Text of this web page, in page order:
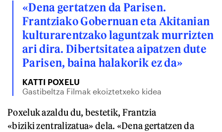
«Dena gertatzen da Parisen.
Frantziako Gobernuan eta Akitanian
kulturarentzako laguntzak murrizten
ari dira. Dibertsitatea aipatzen dute
Parisen, baina halakorik ez da»
KATTI POXELU
Gastibeltza Filmak ekoiztetxeko kidea
Poxeluk azaldu du, bestetik, Frantzia
«biziki zentralizatua» dela. «Dena gertatzen da